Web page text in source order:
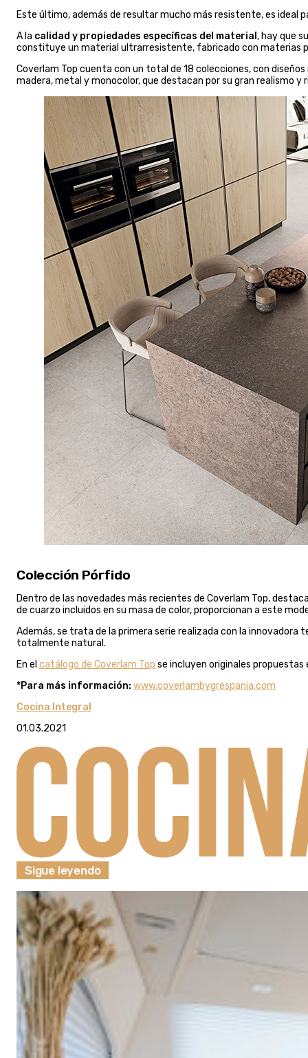
Este último, además de resultar mucho más resistente, es ideal
A la calidad y propiedades específicas del material , hay que
constituye un material ultrarresistente, fabricado con materias
Coverlam Top cuenta con un total de 18 colecciones, con
madera, metal y monocolor, que destacan por su gran realismo y
Colección Pórfido
Dentro de las novedades más recientes de Coverlam Top,
de cuarzo incluidos en su masa de color, proporcionan a este
Además, se trata de la primera serie realizada con la innovadora
totalmente natural.
En el catálogo de Coverlam Top se incluyen originales propuestas
*Para más información: www.coverlambygrespania.com
Cocina Integral
01.03.2021
Sigue leyendo